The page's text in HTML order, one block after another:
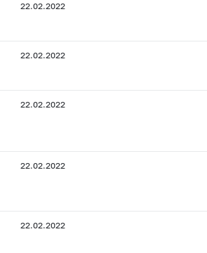
22.02.2022
22.02.2022
22.02.2022
22.02.2022
22.02.2022